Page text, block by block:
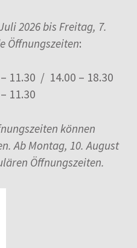
2026 bis Freitag, 7.
Öffnungszeiten:
11.30 / 14.00 – 18.30
11.30
können
Ab Montag, 10. August
Öffnungszeiten.